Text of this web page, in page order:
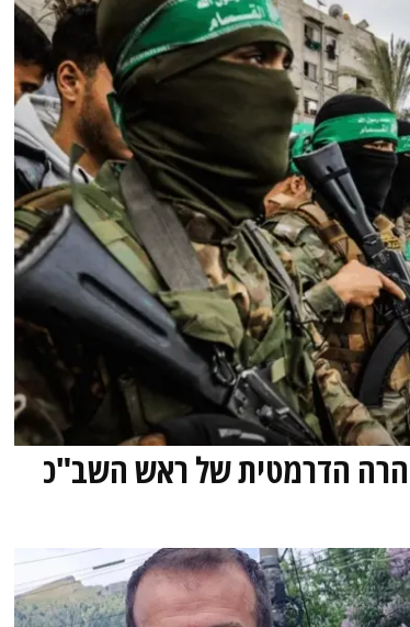
הדרמטית של ראש השב"כ